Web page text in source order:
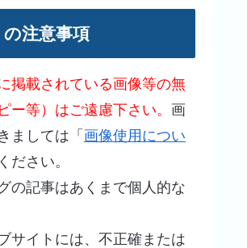
注意事項
掲載されている画像等の無
ー等）はご遠慮下さい。 画
ましては「 画像使用につい
ださい。
の記事はあくまで個人的な
サイトには、不正確または